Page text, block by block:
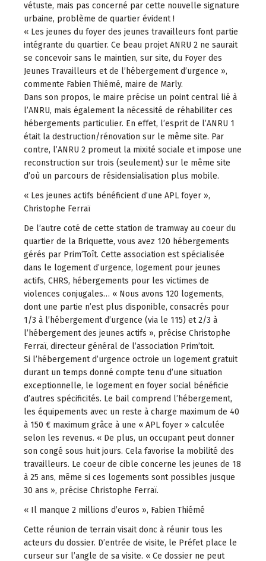
vétuste, mais pas concerné par cette nouvelle signature
urbaine, problème de quartier évident !
« Les jeunes du foyer des jeunes travailleurs font partie
intégrante du quartier. Ce beau projet ANRU 2 ne saurait
se concevoir sans le maintien, sur site, du Foyer des
Jeunes Travailleurs et de l’hébergement d’urgence »,
commente Fabien Thiémé, maire de Marly.
Dans son propos, le maire précise un point central lié à
l’ANRU, mais également la nécessité de réhabiliter ces
hébergements particulier. En effet, l’esprit de l’ANRU 1
était la destruction/rénovation sur le même site. Par
contre, l’ANRU 2 promeut la mixité sociale et impose une
reconstruction sur trois (seulement) sur le même site
d’où un parcours de résidensialisation plus mobile.
« Les jeunes actifs bénéficient d’une APL foyer »,
Christophe Ferraï
De l’autre coté de cette station de tramway au coeur du
quartier de la Briquette, vous avez 120 hébergements
gérés par Prim’Toît. Cette association est spécialisée
dans le logement d’urgence, logement pour jeunes
actifs, CHRS, hébergements pour les victimes de
violences conjugales… « Nous avons 120 logements,
dont une partie n’est plus disponible, consacrés pour
1/3 à l’hébergement d’urgence (via le 115) et 2/3 à
l’hébergement des jeunes actifs », précise Christophe
Ferraï, directeur général de l’association Prim’toit.
Si l’hébergement d’urgence octroie un logement gratuit
durant un temps donné compte tenu d’une situation
exceptionnelle, le logement en foyer social bénéficie
d’autres spécificités. Le bail comprend l’hébergement,
les équipements avec un reste à charge maximum de 40
à 150 € maximum grâce à une « APL foyer » calculée
selon les revenus. « De plus, un occupant peut donner
son congé sous huit jours. Cela favorise la mobilité des
travailleurs. Le coeur de cible concerne les jeunes de 18
à 25 ans, même si ces logements sont possibles jusque
30 ans », précise Christophe Ferraï.
« Il manque 2 millions d’euros », Fabien Thiémé
Cette réunion de terrain visait donc à réunir tous les
acteurs du dossier. D’entrée de visite, le Préfet place le
curseur sur l’angle de sa visite. « Ce dossier ne peut